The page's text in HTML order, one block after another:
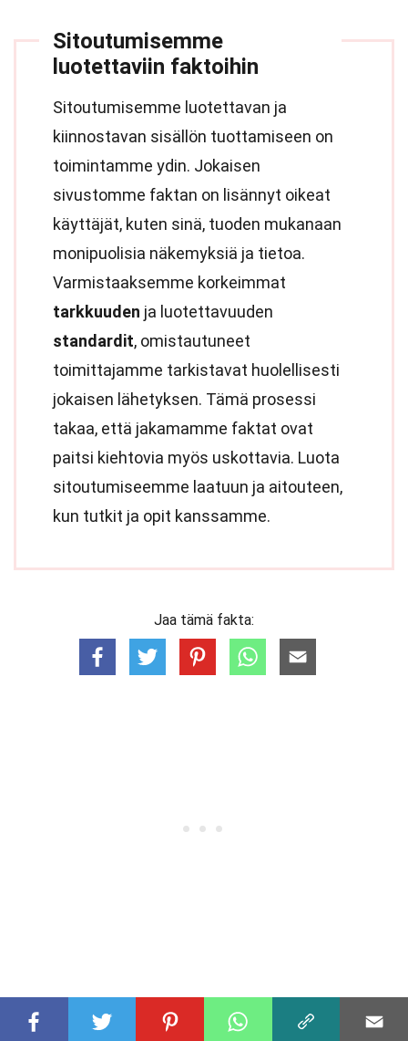
Sitoutumisemme
luotettaviin faktoihin
Sitoutumisemme luotettavan ja
kiinnostavan sisällön tuottamiseen on
toimintamme ydin. Jokaisen
sivustomme faktan on lisännyt oikeat
käyttäjät, kuten sinä, tuoden mukanaan
monipuolisia näkemyksiä ja tietoa.
Varmistaaksemme korkeimmat
tarkkuuden ja luotettavuuden
standardit, omistautuneet
toimittajamme tarkistavat huolellisesti
jokaisen lähetyksen. Tämä prosessi
takaa, että jakamamme faktat ovat
paitsi kiehtovia myös uskottavia. Luota
sitoutumiseemme laatuun ja aitouteen,
kun tutkit ja opit kanssamme.
Jaa tämä fakta:
ESITELLYT FAKTAT